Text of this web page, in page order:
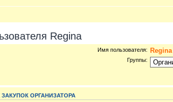
Regina
Имя пользователя: Regina
Группы:
ОРГАНИЗАТОРА